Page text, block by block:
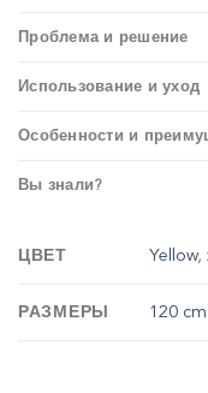
Проблема и решение
Использование и уход
Особенности и
Вы знали?
ЦВЕТ Yellow,
РАЗМЕРЫ 120